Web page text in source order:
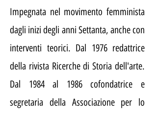
Impegnata nel movimento femminista
dagli inizi degli anni Settanta, anche con
interventi teorici. Dal 1976 redattrice
della rivista Ricerche di Storia dell'arte.
Dal 1984 al 1986 cofondatrice e
segretaria della Associazione per lo